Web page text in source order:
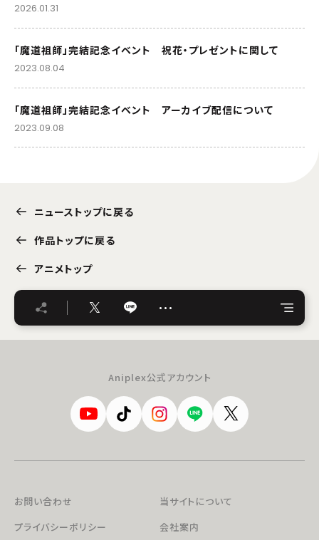
2026.01.31
「魔道祖師」完結記念イベント 祝花・プレゼントに関して
2023.08.04
「魔道祖師」完結記念イベント アーカイブ配信について
2023.09.08
ニューストップに戻る
作品トップに戻る
アニメトップ
…
Aniplex公式アカウント
お問い合わせ
当サイトについて
プライバシーポリシー
会社案内